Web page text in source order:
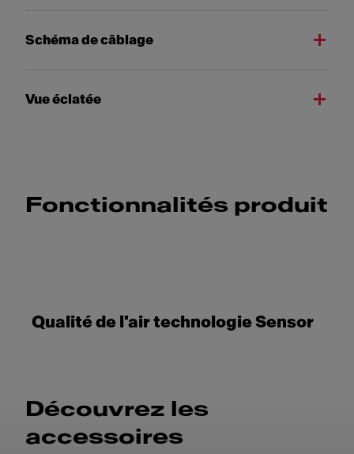
Schéma de câblage
Vue éclatée
Fonctionnalités produit
Qualité de l'air technologie Sensor
Découvrez les
accessoires